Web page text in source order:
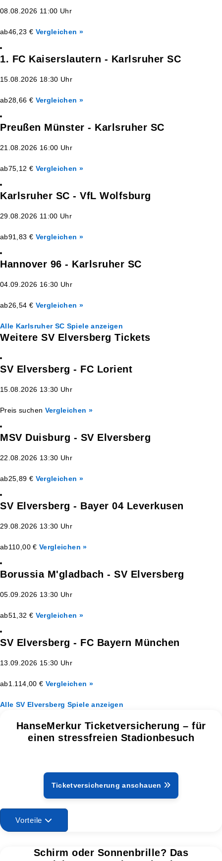
08.08.2026 11:00 Uhr
ab46,23 € Vergleichen »
1. FC Kaiserslautern - Karlsruher SC
15.08.2026 18:30 Uhr
ab28,66 € Vergleichen »
Preußen Münster - Karlsruher SC
21.08.2026 16:00 Uhr
ab75,12 € Vergleichen »
Karlsruher SC - VfL Wolfsburg
29.08.2026 11:00 Uhr
ab91,83 € Vergleichen »
Hannover 96 - Karlsruher SC
04.09.2026 16:30 Uhr
ab26,54 € Vergleichen »
Alle Karlsruher SC Spiele anzeigen
Weitere SV Elversberg Tickets
SV Elversberg - FC Lorient
15.08.2026 13:30 Uhr
Preis suchen Vergleichen »
MSV Duisburg - SV Elversberg
22.08.2026 13:30 Uhr
ab25,89 € Vergleichen »
SV Elversberg - Bayer 04 Leverkusen
29.08.2026 13:30 Uhr
ab110,00 € Vergleichen »
Borussia M'gladbach - SV Elversberg
05.09.2026 13:30 Uhr
ab51,32 € Vergleichen »
SV Elversberg - FC Bayern München
13.09.2026 15:30 Uhr
ab1.114,00 € Vergleichen »
Alle SV Elversberg Spiele anzeigen
HanseMerkur Ticketversicherung – für
einen stressfreien Stadionbesuch
Ticketversicherung anschauen
Vorteile
Schirm oder Sonnenbrille? Das